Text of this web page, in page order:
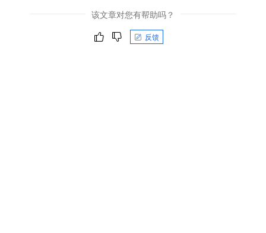
该文章对您有帮助吗？
反馈